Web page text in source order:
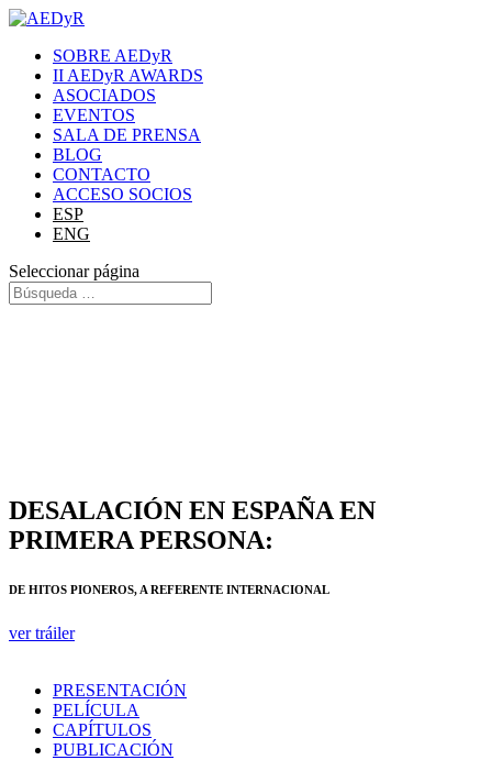
SOBRE AEDyR
II AEDyR AWARDS
ASOCIADOS
EVENTOS
SALA DE PRENSA
BLOG
CONTACTO
ACCESO SOCIOS
ESP
ENG
Seleccionar página
DESALACIÓN EN ESPAÑA EN
PRIMERA PERSONA:
DE HITOS PIONEROS, A REFERENTE INTERNACIONAL
ver tráiler
PRESENTACIÓN
PELÍCULA
CAPÍTULOS
PUBLICACIÓN